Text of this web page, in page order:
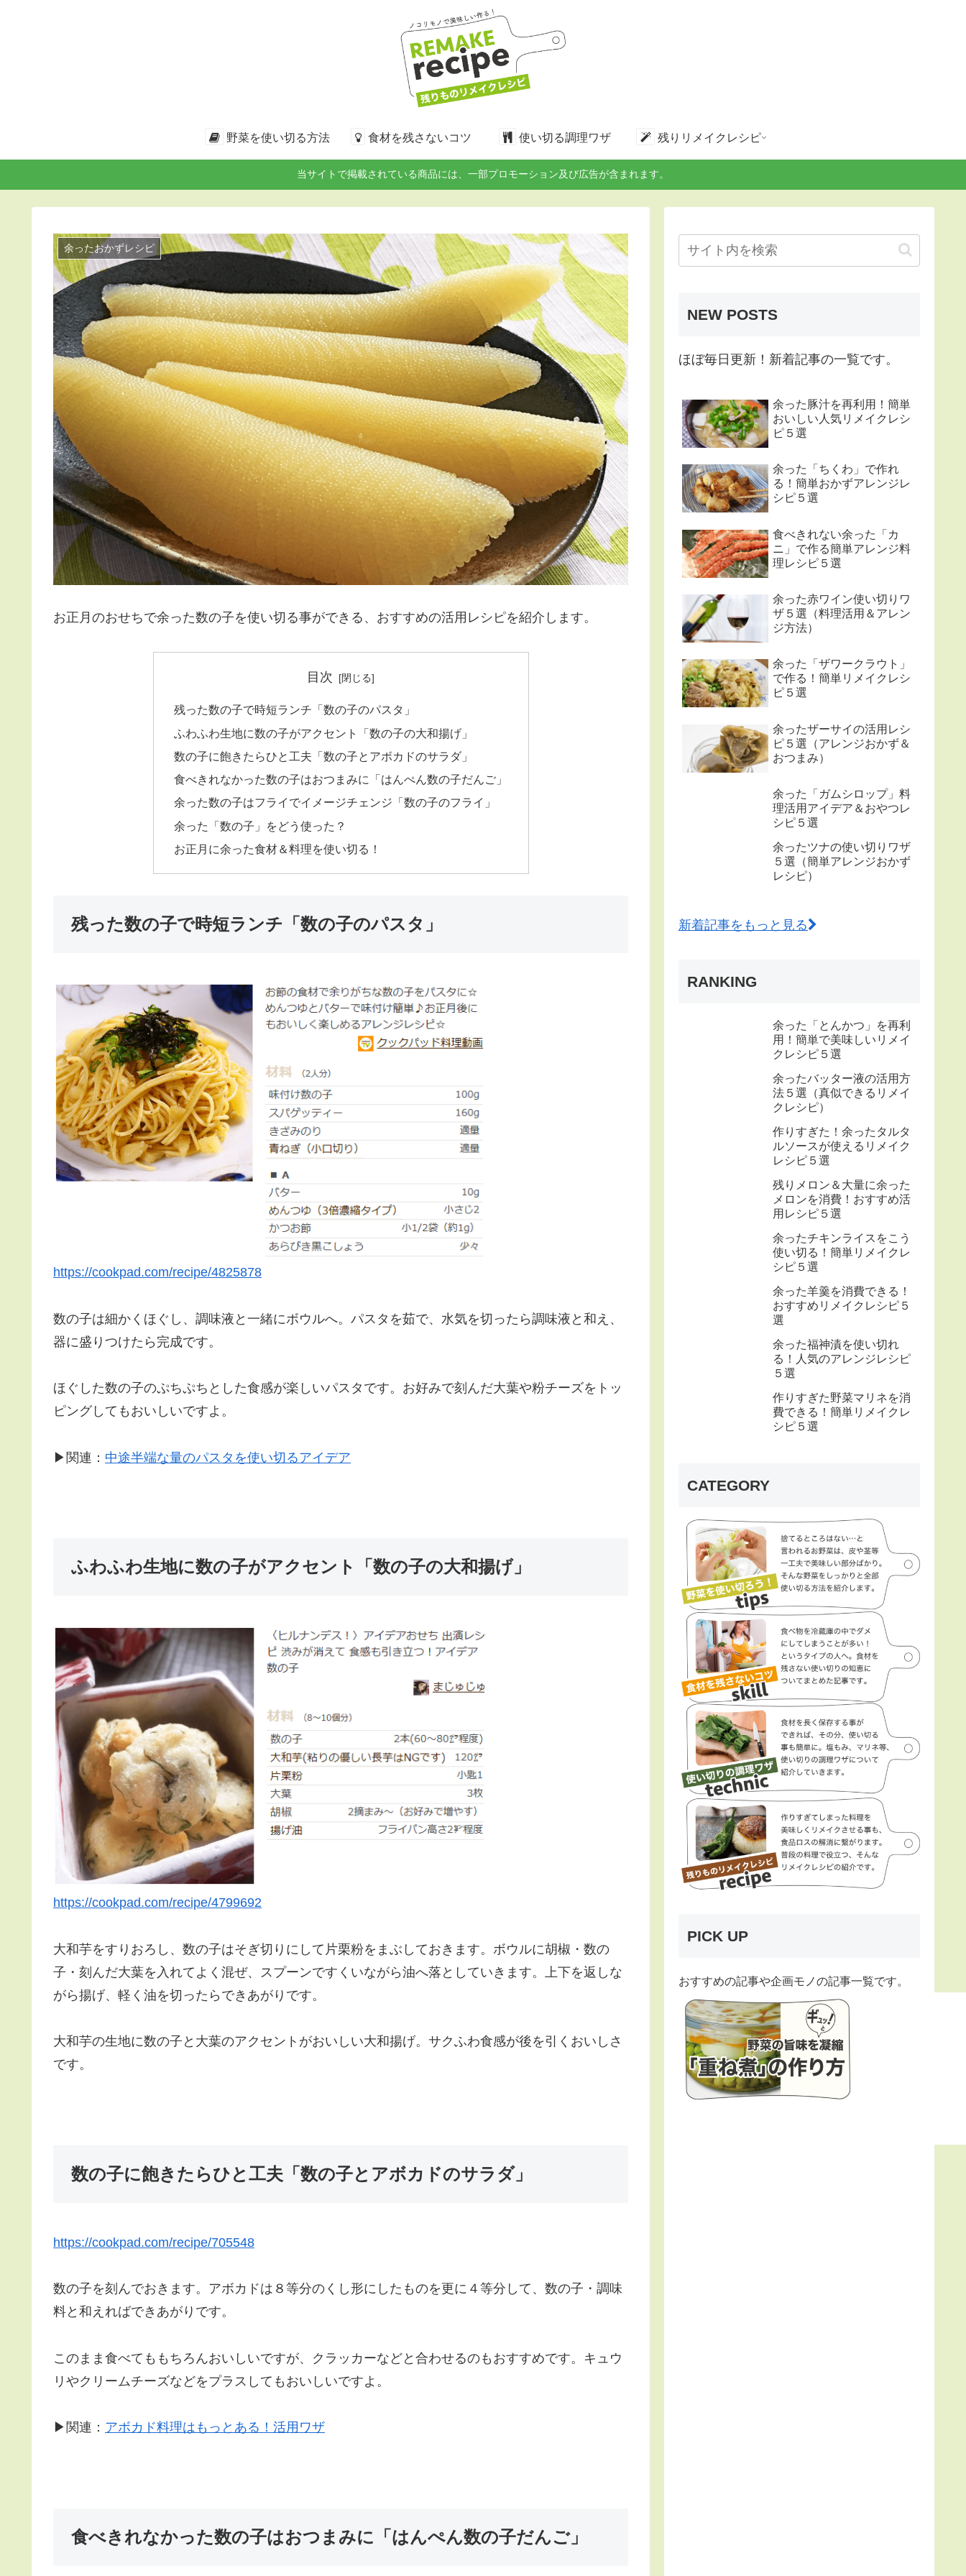
野菜を使い切る方法 食材を残さないコツ 使い切る調理ワザ 残りリメイクレシピ
当サイトで掲載されている商品には、一部プロモーション及び広告が含まれます。
余ったおかずレシピ
お正月のおせちで余った数の子を使い切る事ができる、おすすめの活用レシピを紹介します。
目次
残った数の子で時短ランチ「数の子のパスタ」
ふわふわ生地に数の子がアクセント「数の子の大和揚げ」
数の子に飽きたらひと工夫「数の子とアボカドのサラダ」
食べきれなかった数の子はおつまみに「はんぺん数の子だんご」
余った数の子はフライでイメージチェンジ「数の子のフライ」
余った「数の子」をどう使った？
お正月に余った食材＆料理を使い切る！
残った数の子で時短ランチ「数の子のパスタ」
https://cookpad.com/recipe/4825878
数の子は細かくほぐし、調味液と一緒にボウルへ。パスタを茹で、水気を切ったら調味液と和え、
器に盛りつけたら完成です。
ほぐした数の子のぷちぷちとした食感が楽しいパスタです。お好みで刻んだ大葉や粉チーズをトッ
ピングしてもおいしいですよ。
▶関連： 中途半端な量のパスタを使い切るアイデア
ふわふわ生地に数の子がアクセント「数の子の大和揚げ」
https://cookpad.com/recipe/4799692
大和芋をすりおろし、数の子はそぎ切りにして片栗粉をまぶしておきます。ボウルに胡椒・数の
子・刻んだ大葉を入れてよく混ぜ、スプーンですくいながら油へ落としていきます。上下を返しな
がら揚げ、軽く油を切ったらできあがりです。
大和芋の生地に数の子と大葉のアクセントがおいしい大和揚げ。サクふわ食感が後を引くおいしさ
です。
数の子に飽きたらひと工夫「数の子とアボカドのサラダ」
https://cookpad.com/recipe/705548
数の子を刻んでおきます。アボカドは８等分のくし形にしたものを更に４等分して、数の子・調味
料と和えればできあがりです。
このまま食べてももちろんおいしいですが、クラッカーなどと合わせるのもおすすめです。キュウ
リやクリームチーズなどをプラスしてもおいしいですよ。
▶関連： アボカド料理はもっとある！活用ワザ
食べきれなかった数の子はおつまみに「はんぺん数の子だんご」
NEW POSTS
ほぼ毎日更新！新着記事の一覧です。
余った豚汁を再利用！簡単
おいしい人気リメイクレシ
ピ５選
余った「ちくわ」で作れ
る！簡単おかずアレンジレ
シピ５選
食べきれない余った「カ
ニ」で作る簡単アレンジ料
理レシピ５選
余った赤ワイン使い切りワ
ザ５選（料理活用＆アレン
ジ方法）
余った「ザワークラウト」
で作る！簡単リメイクレシ
ピ５選
余ったザーサイの活用レシ
ピ５選（アレンジおかず＆
おつまみ）
余った「ガムシロップ」料
理活用アイデア＆おやつレ
シピ５選
余ったツナの使い切りワザ
５選（簡単アレンジおかず
レシピ）
新着記事をもっと見る
RANKING
余った「とんかつ」を再利
用！簡単で美味しいリメイ
クレシピ５選
余ったバッター液の活用方
法５選（真似できるリメイ
クレシピ）
作りすぎた！余ったタルタ
ルソースが使えるリメイク
レシピ５選
残りメロン＆大量に余った
メロンを消費！おすすめ活
用レシピ５選
余ったチキンライスをこう
使い切る！簡単リメイクレ
シピ５選
余った羊羹を消費できる！
おすすめリメイクレシピ５
選
余った福神漬を使い切れ
る！人気のアレンジレシピ
５選
作りすぎた野菜マリネを消
費できる！簡単リメイクレ
シピ５選
CATEGORY
PICK UP
おすすめの記事や企画モノの記事一覧です。